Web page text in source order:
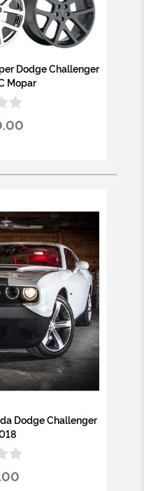
Dodge Challenger
Mopar
Dodge Challenger